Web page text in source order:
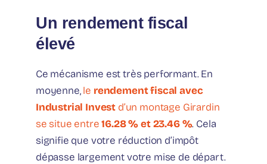
Un rendement fiscal
élevé
Ce mécanisme est très performant. En
moyenne,le rendement fiscal avec
Industrial Invest d’un montage Girardin
se situe entre16.28 % et 23.46 %. Cela
signifie que votre réduction d’impôt
dépasse largement votre mise de départ.